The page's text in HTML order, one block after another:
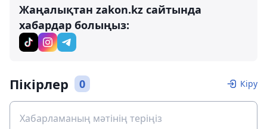
Жаңалықтан zakon.kz сайтында
хабардар болыңыз:
Пікірлер 0 Кіру